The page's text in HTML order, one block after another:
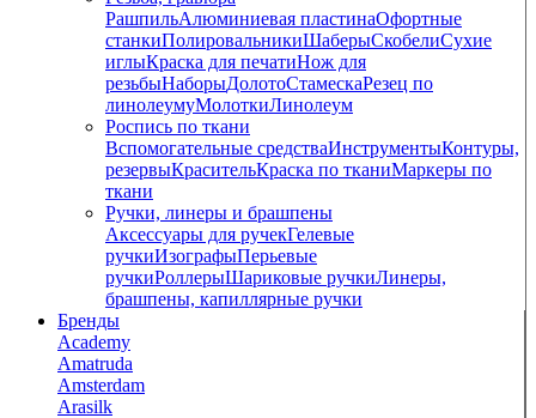
РашпильАлюминиевая пластинаОфортные
станкиПолировальникиШаберыСкобелиСухие
иглыКраска для печатиНож для
резьбыНаборыДолотоСтамескаРезец по
линолеумуМолоткиЛинолеум
Роспись по ткани
Вспомогательные средстваИнструментыКонтуры,
резервыКрасительКраска по тканиМаркеры по
ткани
Ручки, линеры и брашпены
Аксессуары для ручекГелевые
ручкиИзографыПерьевые
ручкиРоллерыШариковые ручкиЛинеры,
брашпены, капиллярные ручки
Бренды
Academy
Amatruda
Amsterdam
Arasilk